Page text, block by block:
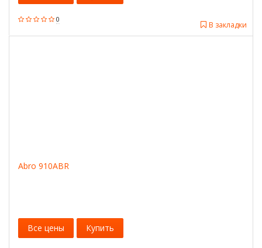
0
В закладки
Abro 910ABR
Все цены Купить